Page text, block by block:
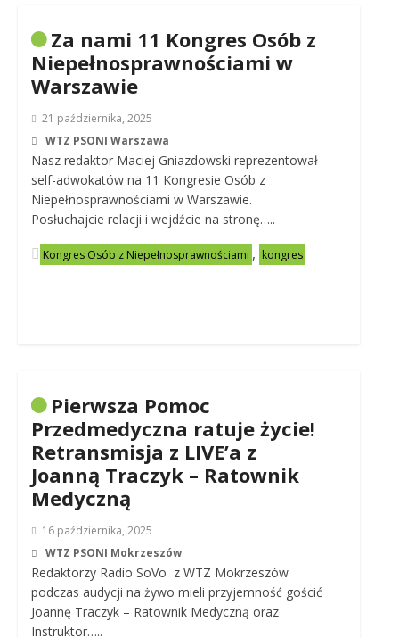
Za nami 11 Kongres Osób z
Niepełnosprawnościami w
Warszawie
21 października, 2025
WTZ PSONI Warszawa
Nasz redaktor Maciej Gniazdowski reprezentował
self-adwokatów na 11 Kongresie Osób z
Niepełnosprawnościami w Warszawie.
Posłuchajcie relacji i wejdźcie na stronę…..
Kongres Osób z Niepełnosprawnościami , kongres
Pierwsza Pomoc
Przedmedyczna ratuje życie!
Retransmisja z LIVE’a z
Joanną Traczyk – Ratownik
Medyczną
16 października, 2025
WTZ PSONI Mokrzeszów
Redaktorzy Radio SoVo z WTZ Mokrzeszów
podczas audycji na żywo mieli przyjemność gościć
Joannę Traczyk – Ratownik Medyczną oraz
Instruktor…..